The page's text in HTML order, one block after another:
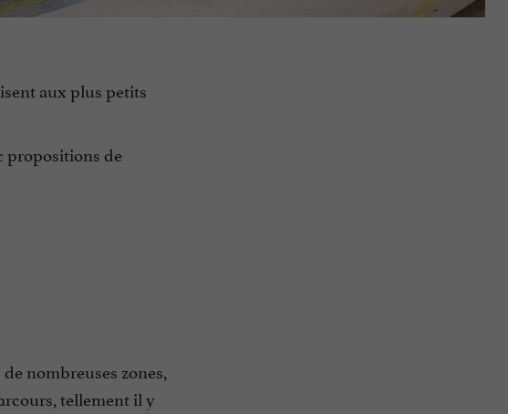
aux plus petits
propositions de
nombreuses zones,
tellement il y